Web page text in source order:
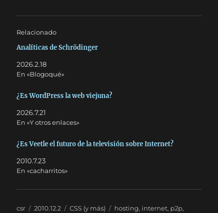
Relacionado
Analíticas de Schrödinger
2026.2.18
En «Blogoqué»
¿Es WordPress la web viejuna?
2026.7.21
En «Y otros enlaces»
¿Es Veetle el futuro de la televisión sobre Internet?
2010.7.23
En «cacharritos»
Autor
csr
Publicado
2010.12.2 Categorías
CSS (y más) Etiquetas
hosting, internet, p2p,